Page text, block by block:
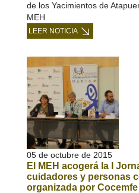
de los Yacimientos de
MEH
LEER NOTICIA
05 de octubre de 2015
El MEH acogerá la I
cuidadores y personas
organizada por